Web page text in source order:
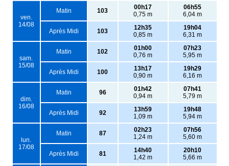
ven.
14/08
Matin 103
00h17
0,75 m
06h55
6,04 m
Après Midi 103
12h35
0,85 m
19h04
6,31 m
sam.
15/08
Matin 102
01h00
0,76 m
07h23
5,95 m
Après Midi 100
13h17
0,90 m
19h29
6,16 m
dim.
16/08
Matin 96
01h42
0,94 m
07h41
5,79 m
Après Midi 92
13h59
1,09 m
19h48
5,94 m
lun.
17/08
Matin 87
02h23
1,24 m
07h56
5,60 m
Après Midi 81
14h40
1,42 m
20h10
5,66 m